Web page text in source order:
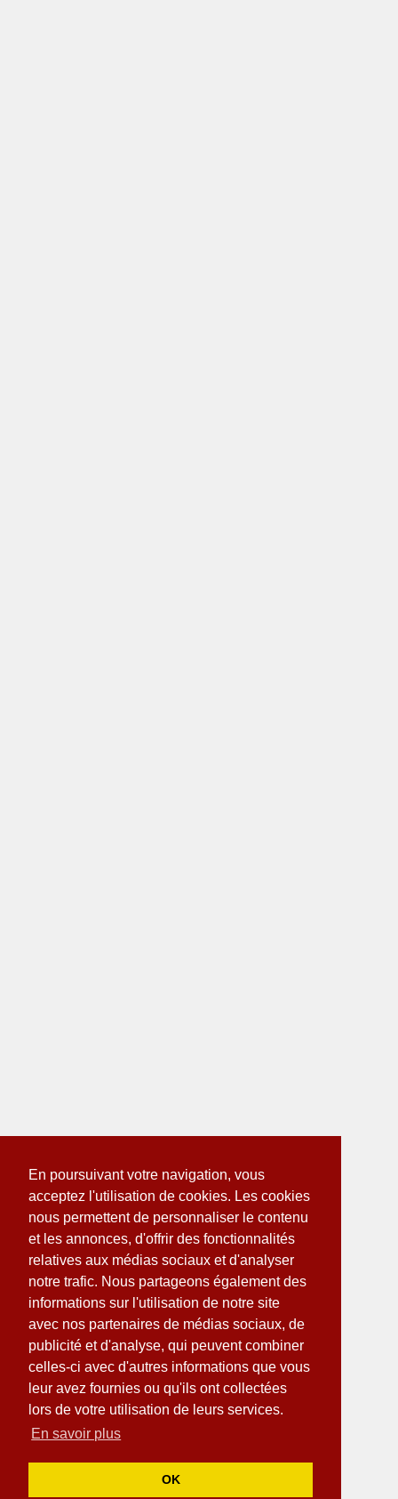
En poursuivant votre navigation, vous
acceptez l'utilisation de cookies. Les cookies
nous permettent de personnaliser le contenu
et les annonces, d'offrir des fonctionnalités
relatives aux médias sociaux et d'analyser
notre trafic. Nous partageons également des
informations sur l'utilisation de notre site
avec nos partenaires de médias sociaux, de
publicité et d'analyse, qui peuvent combiner
celles-ci avec d'autres informations que vous
leur avez fournies ou qu'ils ont collectées
lors de votre utilisation de leurs services.
En savoir plus
OK